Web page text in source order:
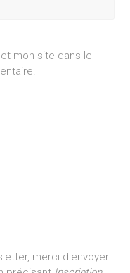
mon site dans le
merci d'envoyer